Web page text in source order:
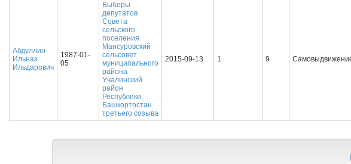
Абдуллин
Ильназ
Ильдарович
1987-01-
05
Выборы
депутатов
Совета
сельского
поселения
Мансуровский
сельсовет
муниципального
района
Учалинский
район
Республики
Башкортостан
третьего созыва
2015-09-13 1 9